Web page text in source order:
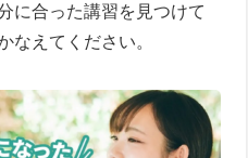
に合った講習を見つけて
なえてください。